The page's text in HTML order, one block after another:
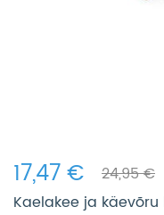
17,47 €
24,95 €
Kaelakee ja